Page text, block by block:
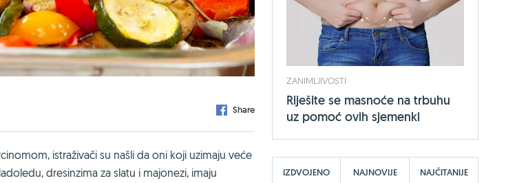
Share
istraživači su našli da oni koji uzimaju veće
dresinzima za slatu i majonezi, imaju
ZANIMLJIVOSTI
Riješite se masnoće na trbuhu
uz pomoć ovih sjemenki
IZDVOJENO NAJNOVIJE NAJČITANIJE